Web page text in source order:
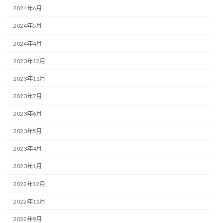
2024年6月
2024年5月
2024年4月
2023年12月
2023年11月
2023年7月
2023年6月
2023年5月
2023年4月
2023年1月
2022年12月
2022年11月
2022年9月